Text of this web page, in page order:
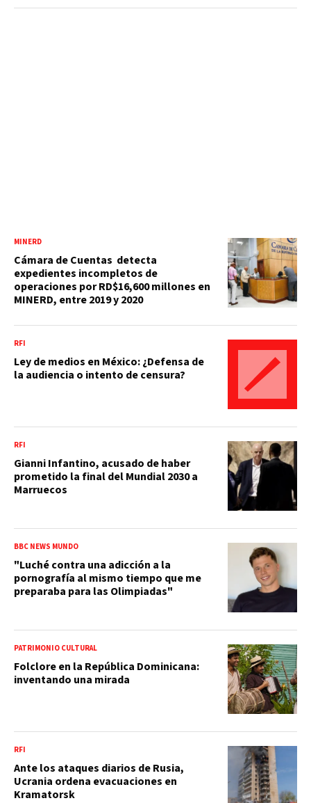
MINERD
Cámara de Cuentas detecta
expedientes incompletos de
operaciones por RD$16,600 millones en
MINERD, entre 2019 y 2020
RFI
Ley de medios en México: ¿Defensa de
la audiencia o intento de censura?
RFI
Gianni Infantino, acusado de haber
prometido la final del Mundial 2030 a
Marruecos
BBC NEWS MUNDO
"Luché contra una adicción a la
pornografía al mismo tiempo que me
preparaba para las Olimpiadas"
PATRIMONIO CULTURAL
Folclore en la República Dominicana:
inventando una mirada
RFI
Ante los ataques diarios de Rusia,
Ucrania ordena evacuaciones en
Kramatorsk